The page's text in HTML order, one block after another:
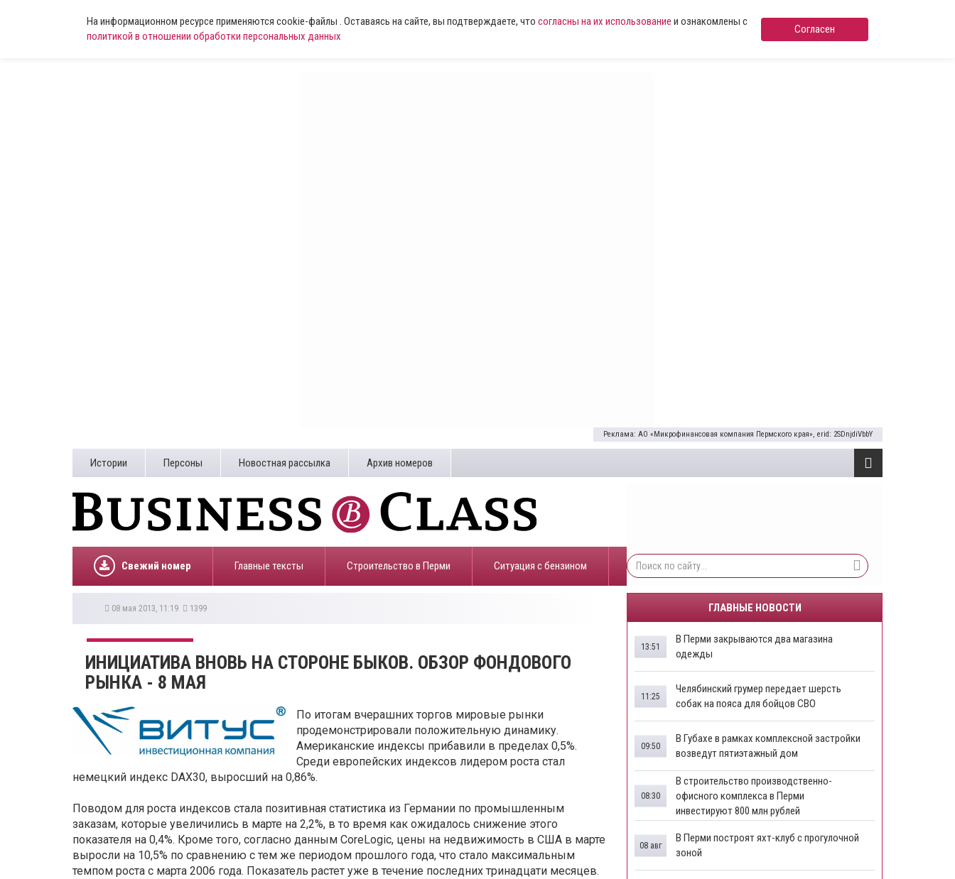
На информационном ресурсе применяются cookie-файлы . Оставаясь на сайте, вы подтверждаете, что согласны на их использование и ознакомлены с
политикой в отношении обработки персональных данных
Согласен
Реклама: АО «Микрофинансовая компания Пермского края», erid: 2SDnjdiVbbY
Истории Персоны Новостная рассылка Архив номеров
Свежий номер Главные тексты Строительство в Перми ​Ситуация с бензином
08 мая 2013, 11:19 1399
ИНИЦИАТИВА ВНОВЬ НА СТОРОНЕ БЫКОВ. ОБЗОР ФОНДОВОГО
РЫНКА - 8 МАЯ
По итогам вчерашних торгов мировые рынки
продемонстрировали положительную динамику.
Американские индексы прибавили в пределах 0,5%.
Среди европейских индексов лидером роста стал
немецкий индекс DAX30, выросший на 0,86%.
Поводом для роста индексов стала позитивная статистика из Германии по промышленным
заказам, которые увеличились в марте на 2,2%, в то время как ожидалось снижение этого
показателя на 0,4%. Кроме того, согласно данным CoreLogic, цены на недвижимость в США в марте
выросли на 10,5% по сравнению с тем же периодом прошлого года, что стало максимальным
темпом роста с марта 2006 года. Показатель растет уже в течение последних тринадцати месяцев.
ГЛАВНЫЕ НОВОСТИ
В Перми закрываются два магазина
одежды
13:51
Челябинский грумер передает шерсть
собак на пояса для бойцов СВО
11:25
В Губахе в рамках комплексной застройки
возведут пятиэтажный дом
09:50
​В строительство производственно-
офисного комплекса в Перми
инвестируют 800 млн рублей
08:30
В Перми построят яхт-клуб с прогулочной
зоной
08 авг